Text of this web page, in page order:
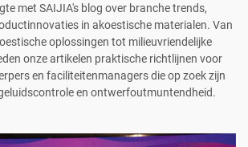
met SAIJIA's blog over branche trends,
in akoestische materialen. Van
oplossingen tot milieuvriendelijke
onze artikelen praktische richtlijnen voor
en faciliteitenmanagers die op zoek zijn
en ontwerfoutmuntendheid.